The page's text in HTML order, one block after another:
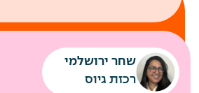
שחר ירושלמי
רכזת גיוס